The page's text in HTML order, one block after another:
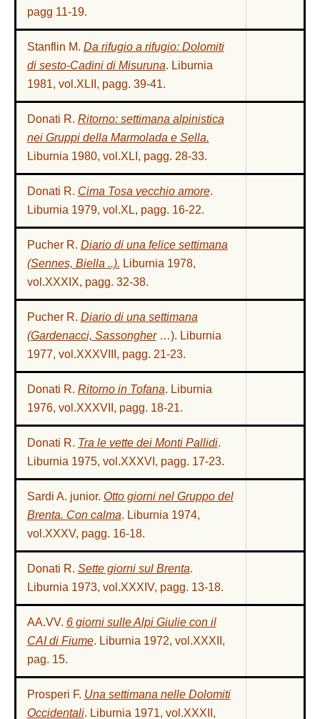
pagg 11-19.
Stanflin M. Da rifugio a rifugio: Dolomiti
di sesto-Cadini di Misuruna. Liburnia
1981, vol.XLII, pagg. 39-41.
Donati R. Ritorno: settimana alpinistica
nei Gruppi della Marmolada e Sella.
Liburnia 1980, vol.XLI, pagg. 28-33.
Donati R. Cima Tosa vecchio amore.
Liburnia 1979, vol.XL, pagg. 16-22.
Pucher R. Diario di una felice settimana
(Sennes, Biella ..). Liburnia 1978,
vol.XXXIX, pagg. 32-38.
Pucher R. Diario di una settimana
(Gardenacci, Sassongher…). Liburnia
1977, vol.XXXVIII, pagg. 21-23.
Donati R. Ritorno in Tofana. Liburnia
1976, vol.XXXVII, pagg. 18-21.
Donati R. Tra le vette dei Monti Pallidi.
Liburnia 1975, vol.XXXVI, pagg. 17-23.
Sardi A. junior. Otto giorni nel Gruppo del
Brenta. Con calma. Liburnia 1974,
vol.XXXV, pagg. 16-18.
Donati R. Sette giorni sul Brenta.
Liburnia 1973, vol.XXXIV, pagg. 13-18.
AA.VV. 6 giorni sulle Alpi Giulie con il
CAI di Fiume. Liburnia 1972, vol.XXXII,
pag. 15.
Prosperi F. Una settimana nelle Dolomiti
Occidentali. Liburnia 1971, vol.XXXII,